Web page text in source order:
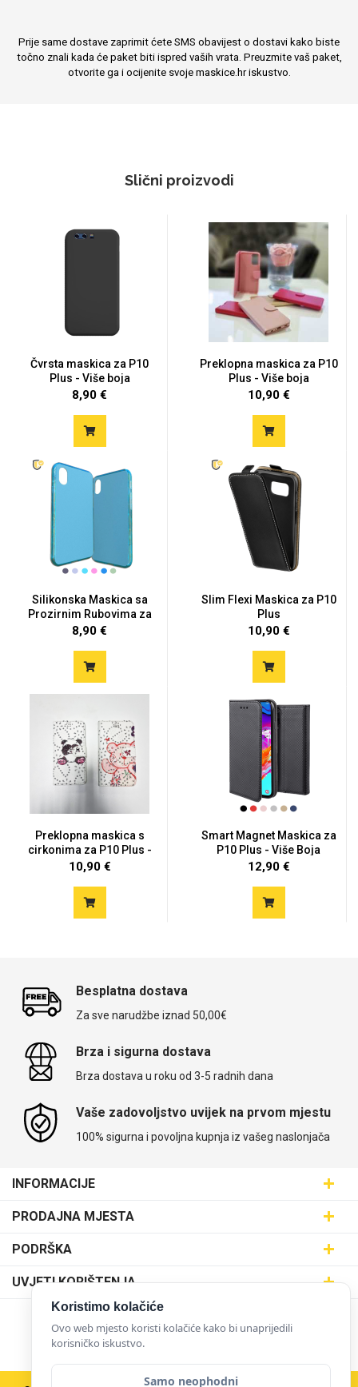
Prije same dostave zaprimit ćete SMS obavijest o dostavi kako biste
točno znali kada će paket biti ispred vaših vrata. Preuzmite vaš paket,
otvorite ga i ocijenite svoje maskice.hr iskustvo.
Slični proizvodi
Čvrsta maskica za P10
Plus - Više boja
8,90 €
Preklopna maskica za P10
Plus - Više boja
10,90 €
Silikonska Maskica sa
Prozirnim Rubovima za
P1...
8,90 €
Slim Flexi Maskica za P10
Plus
10,90 €
Preklopna maskica s
cirkonima za P10 Plus -
Vi...
10,90 €
Smart Magnet Maskica za
P10 Plus - Više Boja
12,90 €
Besplatna dostava
Za sve narudžbe iznad 50,00€
Brza i sigurna dostava
Brza dostava u roku od 3-5 radnih dana
Vaše zadovoljstvo uvijek na prvom mjestu
100% sigurna i povoljna kupnja iz vašeg naslonjača
INFORMACIJE
SVIJET MASKICA d.o.o.
Aleja javora 13, 10000 Zagreb
prodaja@maskice.hr
PRODAJNA MJESTA
Poslovnica Trešnjevka
Poslovnica Karlovac
Poslovnica Ilica
PODRŠKA
Dostava
O nama
Karijera u maskice.hr
Postani partner
UVJETI KORIŠTENJA
Klub vjernosti
Obrazac za jednostrani raskid ugovora
Pravne napomene
NAČINI PLAĆANJA
Koristimo kolačiće
Ovo web mjesto koristi kolačiće kako bi unaprijedili
korisničko iskustvo.
Samo neophodni